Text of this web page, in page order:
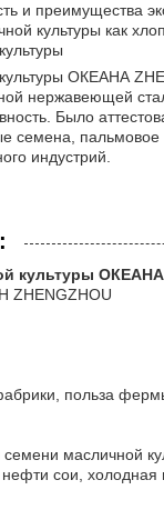
и преимущества
культуры как
ОКЕАНА
нержавеющей
Было
семена,
индустрий.
культуры ОКЕАНА
ZHENGZHOU
польза
масличной
сои,